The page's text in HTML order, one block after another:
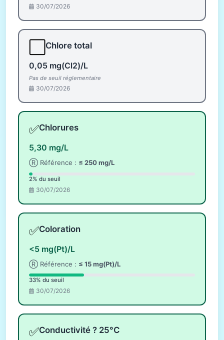
30/07/2026
Chlore total
0,05 mg(Cl2)/L
Pas de seuil réglementaire
30/07/2026
✅Chlorures
5,30 mg/L
Ⓡ Référence : ≤ 250 mg/L
2% du seuil
30/07/2026
✅Coloration
<5 mg(Pt)/L
Ⓡ Référence : ≤ 15 mg(Pt)/L
33% du seuil
30/07/2026
✅Conductivité ? 25°C